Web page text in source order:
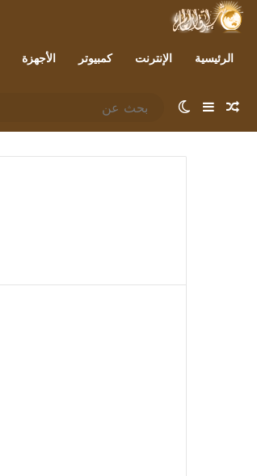
الرئيسية الإنترنت كمبيوتر الأجهزة
مقال عشوائي
إضافة عمود جانبي
الوضع المظلم